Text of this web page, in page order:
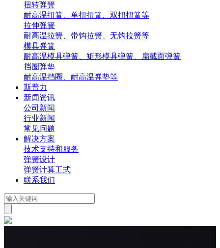
扭转弹簧
耐高温扭簧、单扭扭簧、双扭扭簧等
拉伸弹簧
耐高温拉簧、带钩拉簧、无钩拉簧等
模具弹簧
耐高温模具弹簧、矩形模具弹簧、扁截面弹簧
挡圈弹垫
耐高温挡圈、耐高温弹垫等
斯普力
新闻资讯
公司新闻
行业新闻
常见问题
解决方案
技术支持和服务
弹簧设计
弹簧计算工式
联系我们